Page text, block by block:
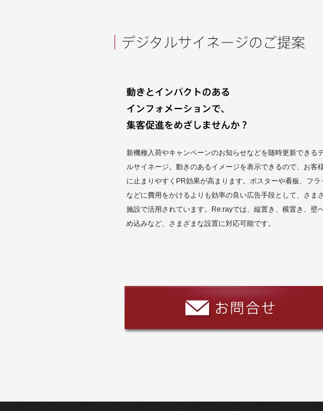
新機種入荷やキャンペーンのお知らせなどを随時更新できる
ルサイネージ。動きのあるイメージを表示できるので、お客
に止まりやすくPR効果が高まります。ポスターや看板、フラ
などに費用をかけるよりも効率の良い広告手段として、さま
施設で活用されています。Re:rayでは、縦置き、横置き、壁
め込みなど、さまざまな設置に対応可能です。